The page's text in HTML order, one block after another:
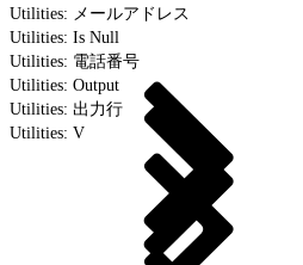
Utilities: メールアドレス
Utilities: Is Null
Utilities: 電話番号
Utilities: Output
Utilities: 出力行
Utilities: V